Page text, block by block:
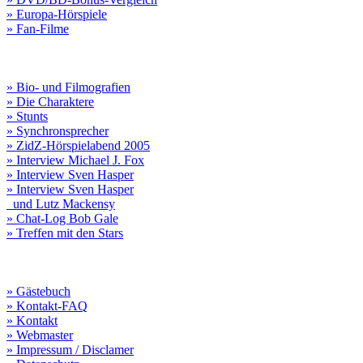
» Europa-Hörspiele
» Fan-Filme
» Bio- und Filmografien
» Die Charaktere
» Stunts
» Synchronsprecher
» ZidZ-Hörspielabend 2005
» Interview Michael J. Fox
» Interview Sven Hasper
» Interview Sven Hasper
und Lutz Mackensy
» Chat-Log Bob Gale
» Treffen mit den Stars
» Gästebuch
» Kontakt-FAQ
» Kontakt
» Webmaster
» Impressum / Disclamer